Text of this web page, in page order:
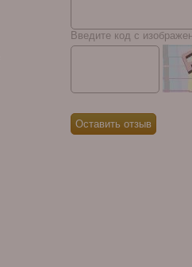
Введите код с